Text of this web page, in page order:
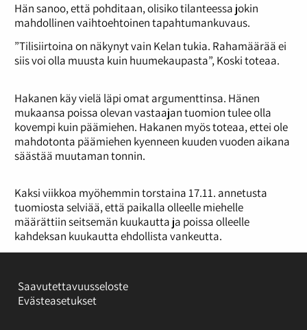
Hän sanoo, että pohditaan, olisiko tilanteessa jokin
mahdollinen vaihtoehtoinen tapahtumankuvaus.
”Tilisiirtoina on näkynyt vain Kelan tukia. Rahamäärää ei
siis voi olla muusta kuin huumekaupasta”, Koski toteaa.
Hakanen käy vielä läpi omat argumenttinsa. Hänen
mukaansa poissa olevan vastaajan tuomion tulee olla
kovempi kuin päämiehen. Hakanen myös toteaa, ettei ole
mahdotonta päämiehen kyenneen kuuden vuoden aikana
säästää muutaman tonnin.
Kaksi viikkoa myöhemmin torstaina 17.11. annetusta
tuomiosta selviää, että paikalla olleelle miehelle
määrättiin seitsemän kuukautta ja poissa olleelle
kahdeksan kuukautta ehdollista vankeutta.
Saavutettavuusseloste
Evästeasetukset